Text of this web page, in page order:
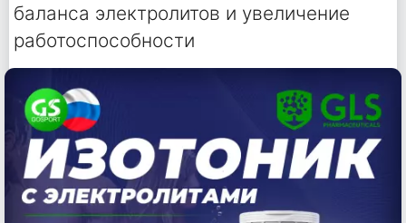
баланса электролитов и увеличение
работоспособности